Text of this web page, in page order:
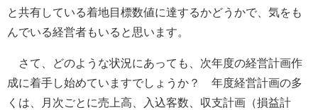
と共有している着地目標数値に達するかどうかで、気をも
んでいる経営者もいると思います。
さて、どのような状況にあっても、次年度の経営計画作
成に着手し始めていますでしょうか？ 年度経営計画の多
くは、月次ごとに売上高、入込客数、収支計画（損益計